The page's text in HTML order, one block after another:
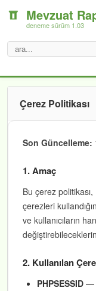
Mevzuat
deneme sürüm 1.03
Çerez Politikası
Son Güncelleme:
1. Amaç
Bu çerez
çerezleri
ve kullanıcıların
2. Kullanılan
PHPSESSID —